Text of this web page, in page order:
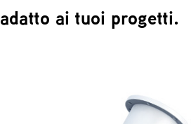
ai tuoi progetti.